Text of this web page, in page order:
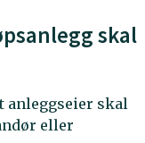
skal
anleggseier skal
eller